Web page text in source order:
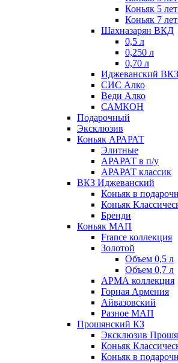
Коньяк 5
Коньяк 7
Шахназарян ВКД
0,5 л
0,250 л
0,70 л
Иджеванский ВКЗ
СИС Алко
Веди Алко
САМКОН
Подарочный
Эксклюзив
Коньяк АРАРАТ
Элитные
АРАРАТ в п/у
АРАРАТ классик
ВКЗ Иджеванский
Коньяк в
Коньяк
Бренди
Коньяк МАП
France коллекция
Золотой
Объем 0,5 л
Объем 0,7 л
АРМА коллекция
Горная Армения
Айвазовский
Разное МАП
Прошянский КЗ
Эксклюзив
Коньяк
Коньяк в